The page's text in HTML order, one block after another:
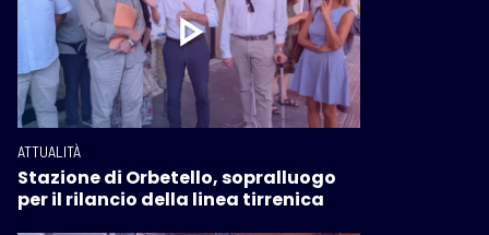
ATTUALITÀ
Stazione di Orbetello, sopralluogo
per il rilancio della linea tirrenica